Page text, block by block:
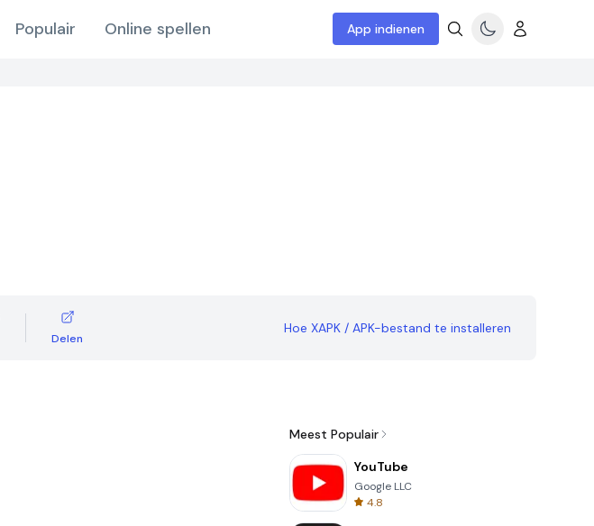
Populair Online spellen App indienen
Delen
Hoe XAPK / APK-bestand te installeren
Meest Populair
YouTube
Google LLC
4.8